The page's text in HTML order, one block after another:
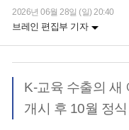
2026년 06월 28일 (일) 20:40
브레인 편집부 기자
K-교육 수출의 새
개시 후 10월 정